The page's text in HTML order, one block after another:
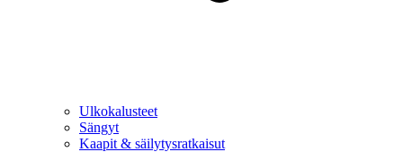
Ulkokalusteet
Sängyt
Kaapit & säilytysratkaisut